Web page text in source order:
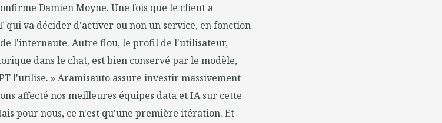
Damien Moyne. Une fois que le client a
qui va décider d'activer ou non un service, en fonction
l'internaute. Autre flou, le profil de l'utilisateur,
dans le chat, est bien conservé par le modèle,
l'utilise. » Aramisauto assure investir massivement
affecté nos meilleures équipes data et IA sur cette
pour nous, ce n'est qu'une première itération. Et